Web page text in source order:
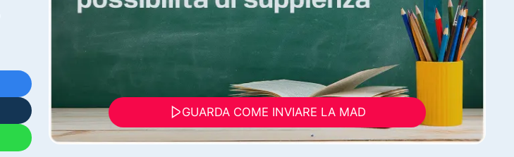
GUARDA COME INVIARE LA MAD